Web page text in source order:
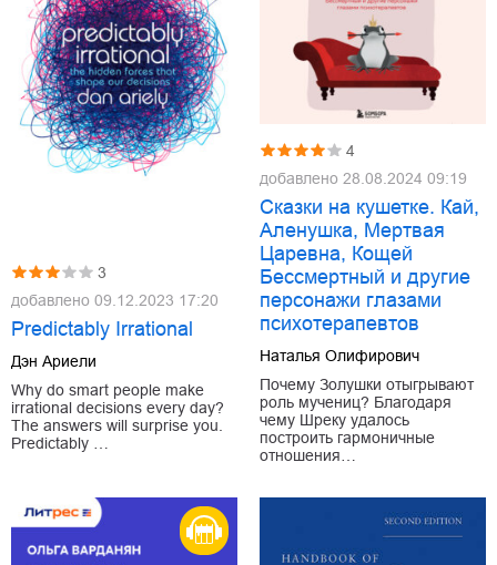
3
добавлено 09.12.2023 17:20
Predictably Irrational
Дэн Ариели
Why do smart people make
irrational decisions every day?
The answers will surprise you.
Predictably …
4
добавлено 28.08.2024 09:19
Сказки на кушетке. Кай,
Аленушка, Мертвая
Царевна, Кощей
Бессмертный и другие
персонажи глазами
психотерапевтов
Наталья Олифирович
Почему Золушки отыгрывают
роль мучениц? Благодаря
чему Шреку удалось
построить гармоничные
отношения…